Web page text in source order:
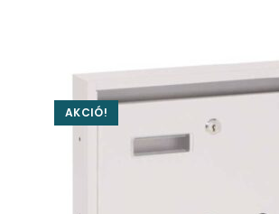
AKCIÓ!